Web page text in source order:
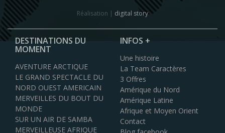
Réalisation | digital story
DESTINATIONS DU
MOMENT
AVENTURE ARCTIQUE
LE GRAND SPECTACLE DU
NORD OUEST AMERICAIN
MERVEILLES DU BOUT DU
MONDE
SUR UN AIR DE SAMBA
MERVEILLEUSE AFRIQUE
INFOS +
Une histoire
La Team Caractères
3 Offres
Amérique du Nord
Amérique Latine
Afrique et Moyen Orient
Contact